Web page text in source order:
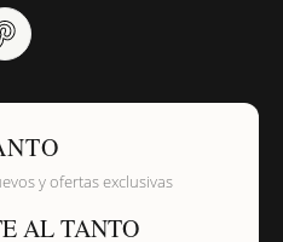
y ofertas exclusivas
AL TANTO